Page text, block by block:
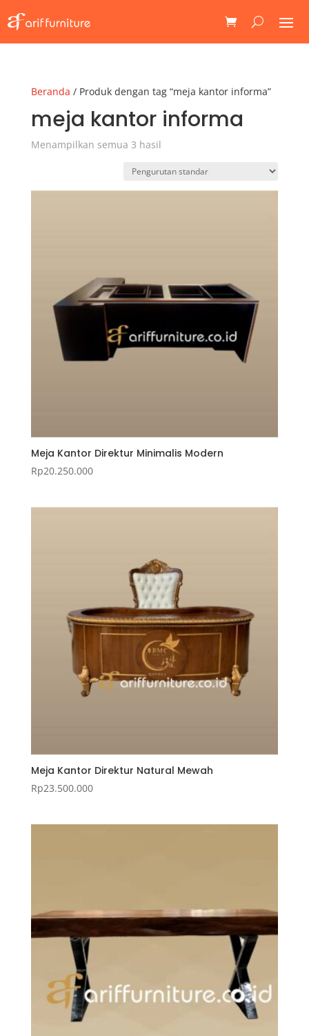
Beranda / Produk dengan tag “meja kantor informa”
meja kantor informa
Menampilkan semua 3 hasil
Meja Kantor Direktur Minimalis Modern
Rp20.250.000
Meja Kantor Direktur Natural Mewah
Rp23.500.000